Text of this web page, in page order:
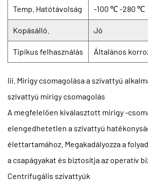
Temp. Hatótávolság -100 ℃ -280 ℃
Kopásálló. Jó
Tipikus felhasználás Általános
Iii. Mirigy csomagolása a szivattyú
szivattyú mirigy csomagolás
A megfelelően kiválasztott mirigy -
elengedhetetlen a szivattyú
élettartamához. Megakadályozza a
a csapágyakat és biztosítja az operatív
Centrifugális szivattyúk